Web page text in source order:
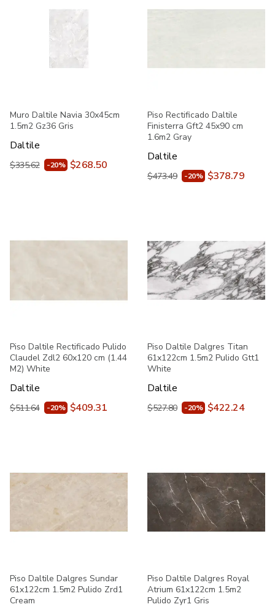
Muro Daltile Navia 30x45cm
1.5m2 Gz36 Gris
Daltile
$335.62 -20% $268.50
Piso Rectificado Daltile
Finisterra Gft2 45x90 cm
1.6m2 Gray
Daltile
$473.49 -20% $378.79
Piso Daltile Rectificado Pulido
Claudel Zdl2 60x120 cm (1.44
M2) White
Daltile
$511.64 -20% $409.31
Piso Daltile Dalgres Titan
61x122cm 1.5m2 Pulido Gtt1
White
Daltile
$527.80 -20% $422.24
Piso Daltile Dalgres Sundar
61x122cm 1.5m2 Pulido Zrd1
Cream
Piso Daltile Dalgres Royal
Atrium 61x122cm 1.5m2
Pulido Zyr1 Gris